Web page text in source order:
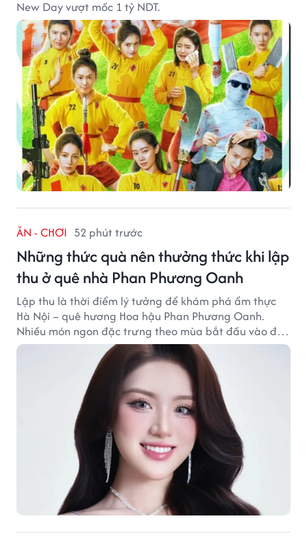
New Day vượt mốc 1 tỷ NDT.
ĂN - CHƠI 52 phút trước
Những thức quà nên thưởng thức khi lập
thu ở quê nhà Phan Phương Oanh
Lập thu là thời điểm lý tưởng để khám phá ẩm thực
Hà Nội – quê hương Hoa hậu Phan Phương Oanh.
Nhiều món ngon đặc trưng theo mùa bắt đầu vào độ
hấp dẫn, níu chân thực khách gần xa.